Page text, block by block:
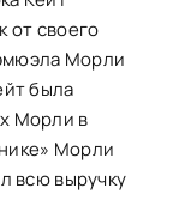
от своего
Морли
была
Морли в
Морли
всю выручку